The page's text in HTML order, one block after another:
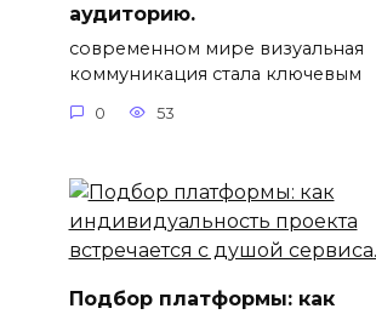
аудиторию.
современном мире визуальная
коммуникация стала ключевым
0 53
Подбор платформы: как